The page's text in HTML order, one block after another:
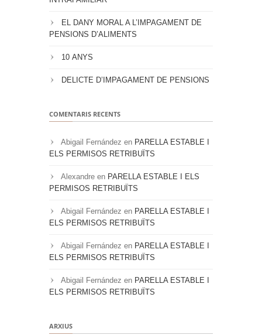
EL DANY MORAL A L’IMPAGAMENT DE
PENSIONS D’ALIMENTS
10 ANYS
DELICTE D’IMPAGAMENT DE PENSIONS
COMENTARIS RECENTS
Abigail Fernández en PARELLA ESTABLE I
ELS PERMISOS RETRIBUÏTS
Alexandre en PARELLA ESTABLE I ELS
PERMISOS RETRIBUÏTS
Abigail Fernández en PARELLA ESTABLE I
ELS PERMISOS RETRIBUÏTS
Abigail Fernández en PARELLA ESTABLE I
ELS PERMISOS RETRIBUÏTS
Abigail Fernández en PARELLA ESTABLE I
ELS PERMISOS RETRIBUÏTS
ARXIUS